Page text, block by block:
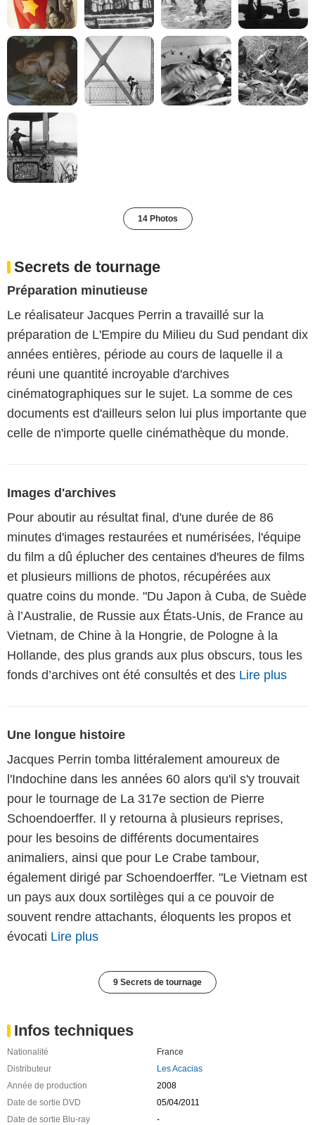
14 Photos
Secrets de tournage
Préparation minutieuse
Le réalisateur Jacques Perrin a travaillé sur la
préparation de L'Empire du Milieu du Sud pendant dix
années entières, période au cours de laquelle il a
réuni une quantité incroyable d'archives
cinématographiques sur le sujet. La somme de ces
documents est d'ailleurs selon lui plus importante que
celle de n'importe quelle cinémathèque du monde.
Images d'archives
Pour aboutir au résultat final, d'une durée de 86
minutes d'images restaurées et numérisées, l'équipe
du film a dû éplucher des centaines d'heures de films
et plusieurs millions de photos, récupérées aux
quatre coins du monde. "Du Japon à Cuba, de Suède
à l’Australie, de Russie aux États-Unis, de France au
Vietnam, de Chine à la Hongrie, de Pologne à la
Hollande, des plus grands aux plus obscurs, tous les
fonds d’archives ont été consultés et des Lire plus
Une longue histoire
Jacques Perrin tomba littéralement amoureux de
l'Indochine dans les années 60 alors qu'il s'y trouvait
pour le tournage de La 317e section de Pierre
Schoendoerffer. Il y retourna à plusieurs reprises,
pour les besoins de différents documentaires
animaliers, ainsi que pour Le Crabe tambour,
également dirigé par Schoendoerffer. "Le Vietnam est
un pays aux doux sortilèges qui a ce pouvoir de
souvent rendre attachants, éloquents les propos et
évocati Lire plus
9 Secrets de tournage
Infos techniques
Nationalité
France
Distributeur
Les Acacias
Année de production
2008
Date de sortie DVD
05/04/2011
Date de sortie Blu-ray
-